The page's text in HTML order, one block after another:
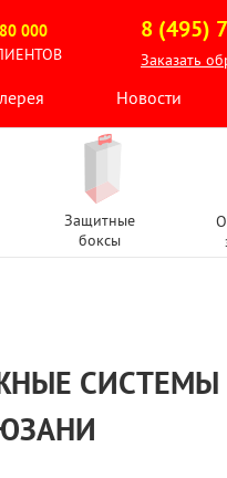
80 000
8 (495)
Заказать
Новости
Защитные
боксы
СИСТЕМЫ